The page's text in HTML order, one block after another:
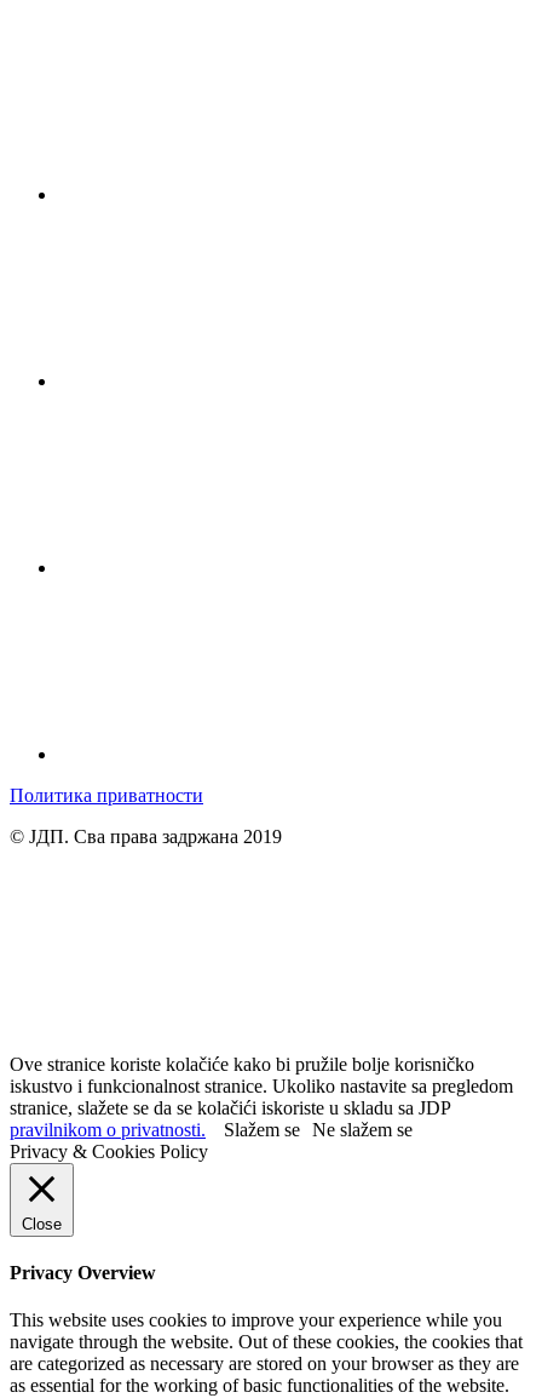
Политика приватности
© ЈДП. Сва права задржана 2019
Ove stranice koriste kolačiće kako bi pružile bolje korisničko
iskustvo i funkcionalnost stranice. Ukoliko nastavite sa pregledom
stranice, slažete se da se kolačići iskoriste u skladu sa JDP
pravilnikom o privatnosti.
Slažem se Ne slažem se
Privacy & Cookies Policy
Close
Privacy Overview
This website uses cookies to improve your experience while you
navigate through the website. Out of these cookies, the cookies that
are categorized as necessary are stored on your browser as they are
as essential for the working of basic functionalities of the website.